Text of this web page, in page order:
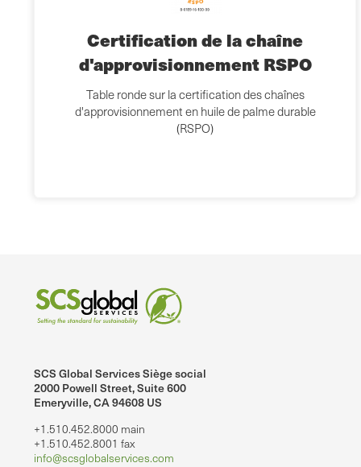
Certification de la chaîne
d'approvisionnement RSPO
Table ronde sur la certification des chaînes
d'approvisionnement en huile de palme durable
(RSPO)
SCS Global Services Siège social
2000 Powell Street, Suite 600
Emeryville, CA 94608 US
+1.510.452.8000 main
+1.510.452.8001 fax
info@scsglobalservices.com